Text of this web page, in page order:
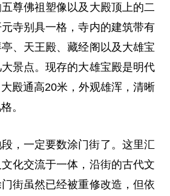
五尊佛祖塑像以及大殿顶上的二
寺别具一格，寺内的建筑带有
、天王殿、藏经阁以及大雄宝
景点。现存的大雄宝殿是明代
殿通高20米，外观雄浑，清晰
。
，一定要数涂门街了。这里汇
化交流于一体，沿街的古代文
街虽然已经被重修改造，但依